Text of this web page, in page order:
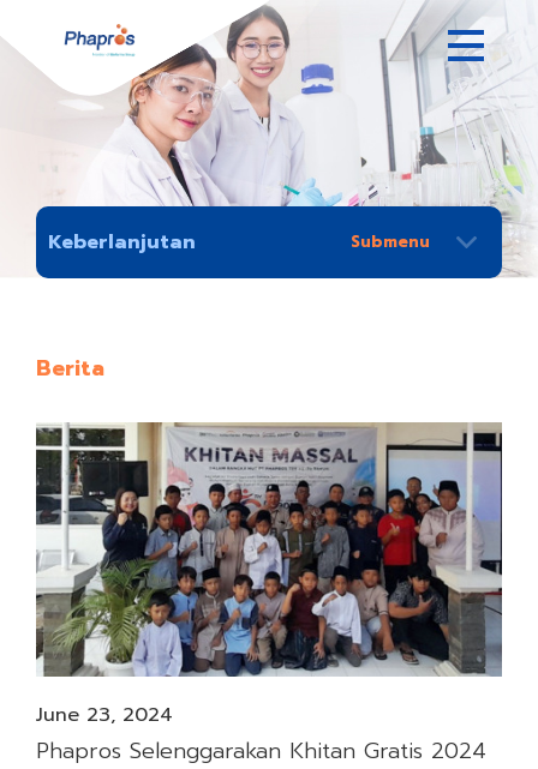
Keberlanjutan
Berita
June 23, 2024
Phapros Selenggarakan Khitan Gratis 2024